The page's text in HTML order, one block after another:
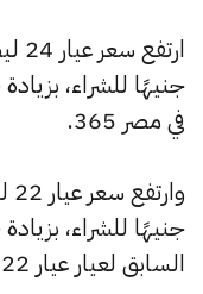
في مصر 365.
السابق لعيار عيار 22.